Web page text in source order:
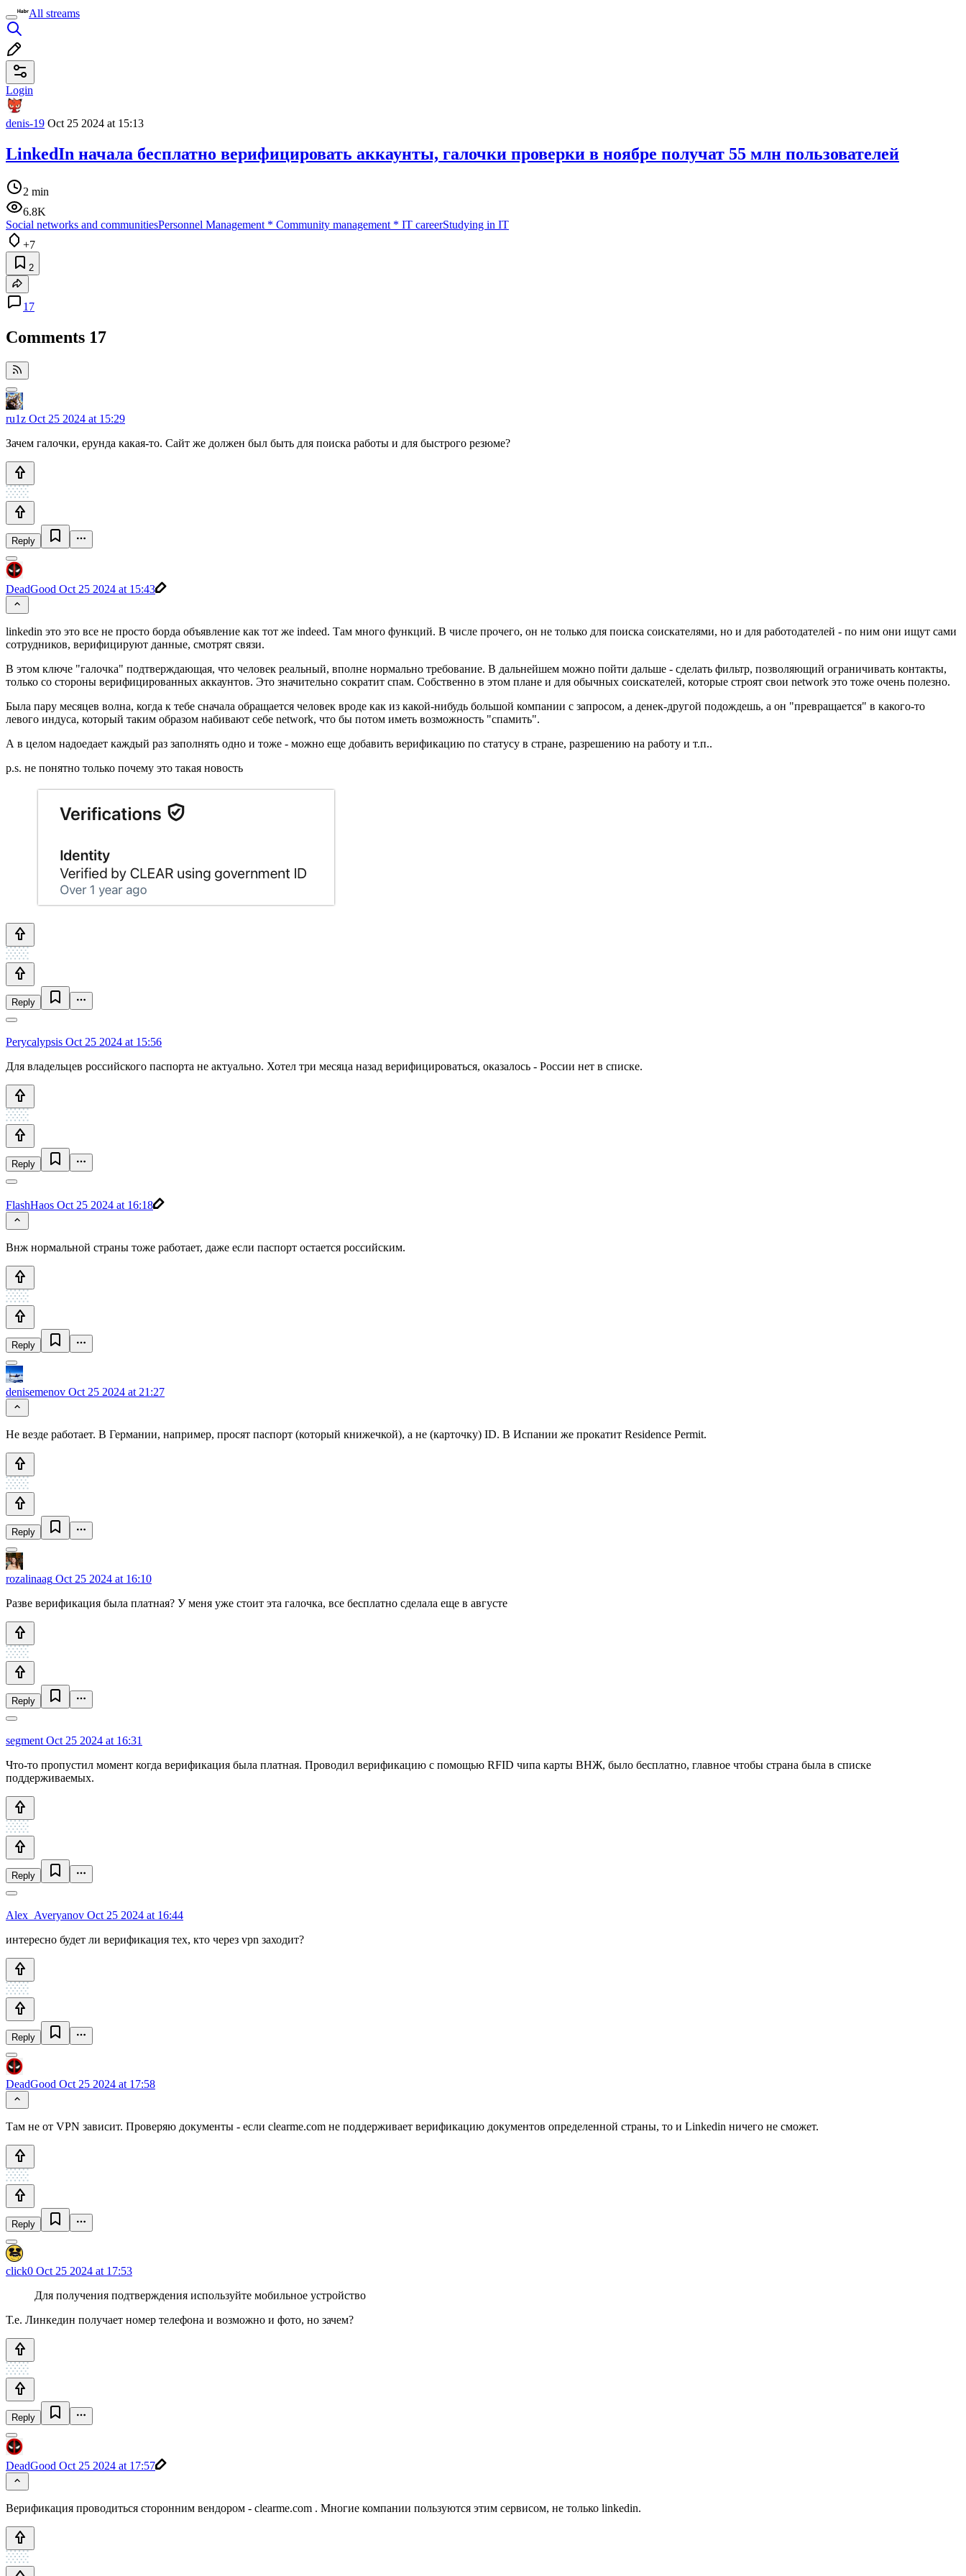
All streams
Login
denis-19 Oct 25 2024 at 15:13
LinkedIn начала бесплатно верифицировать аккаунты, галочки проверки в ноябре получат 55 млн пользователей
2 min
6.8K
Social networks and communitiesPersonnel Management * Community management * IT careerStudying in IT
+7
2
17
Comments 17
ru1z Oct 25 2024 at 15:29
Зачем галочки, ерунда какая-то. Сайт же должен был быть для поиска работы и для быстрого резюме?
Reply
DeadGood Oct 25 2024 at 15:43
linkedin это это все не просто борда объявление как тот же indeed. Там много функций. В числе прочего, он не только для поиска соискателями, но и для работодателей - по ним они ищут сами
сотрудников, верифицируют данные, смотрят связи.
В этом ключе "галочка" подтверждающая, что человек реальный, вполне нормально требование. В дальнейшем можно пойти дальше - сделать фильтр, позволяющий ограничивать контакты,
только со стороны верифицированных аккаунтов. Это значительно сократит спам. Собственно в этом плане и для обычных соискателей, которые строят свои network это тоже очень полезно.
Была пару месяцев волна, когда к тебе сначала обращается человек вроде как из какой-нибудь большой компании с запросом, а денек-другой подождешь, а он "превращается" в какого-то
левого индуса, который таким образом набивают себе network, что бы потом иметь возможность "спамить".
А в целом надоедает каждый раз заполнять одно и тоже - можно еще добавить верификацию по статусу в стране, разрешению на работу и т.п..
p.s. не понятно только почему это такая новость
Reply
Perycalypsis Oct 25 2024 at 15:56
Для владельцев российского паспорта не актуально. Хотел три месяца назад верифицироваться, оказалось - России нет в списке.
Reply
FlashHaos Oct 25 2024 at 16:18
Внж нормальной страны тоже работает, даже если паспорт остается российским.
Reply
denisemenov Oct 25 2024 at 21:27
Не везде работает. В Германии, например, просят паспорт (который книжечкой), а не (карточку) ID. В Испании же прокатит Residence Permit.
Reply
rozalinaag Oct 25 2024 at 16:10
Разве верификация была платная? У меня уже стоит эта галочка, все бесплатно сделала еще в августе
Reply
segment Oct 25 2024 at 16:31
Что-то пропустил момент когда верификация была платная. Проводил верификацию с помощью RFID чипа карты ВНЖ, было бесплатно, главное чтобы страна была в списке
поддерживаемых.
Reply
Alex_Averyanov Oct 25 2024 at 16:44
интересно будет ли верификация тех, кто через vpn заходит?
Reply
DeadGood Oct 25 2024 at 17:58
Там не от VPN зависит. Проверяю документы - если clearme.com не поддерживает верификацию документов определенной страны, то и Linkedin ничего не сможет.
Reply
click0 Oct 25 2024 at 17:53
Для получения подтверждения используйте мобильное устройство
Т.е. Линкедин получает номер телефона и возможно и фото, но зачем?
Reply
DeadGood Oct 25 2024 at 17:57
Верификация проводиться сторонним вендором - clearme.com . Многие компании пользуются этим сервисом, не только linkedin.